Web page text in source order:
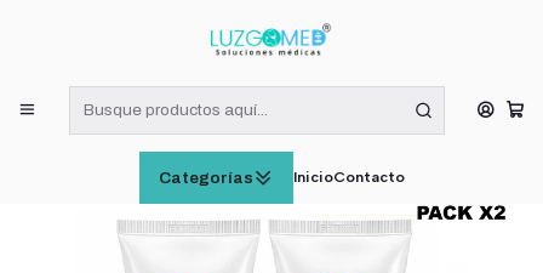
Categorías InicioContacto
¡RECIBE HOY! COMPRAS DE LUNES A VIERNES HASTA LAS 16:00
Inicio
CUIDADO E HIGIENE PERSONAL
Selan Crema Antiescaras 120g Pack X2